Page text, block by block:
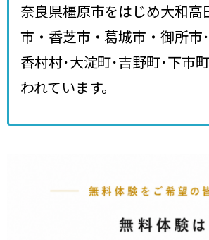
奈良県橿原市をはじめ大和高
市・香芝市・葛城市・御所市
香村村･大淀町･吉野町･下市
われています。